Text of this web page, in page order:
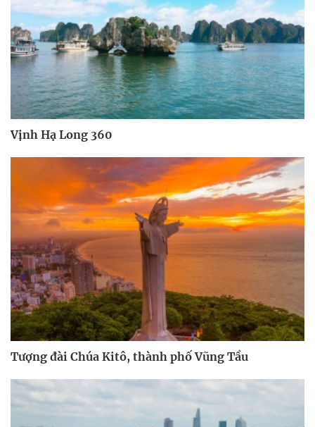
Vịnh Hạ Long 360
Tượng đài Chúa Kitô, thành phố Vũng Tầu